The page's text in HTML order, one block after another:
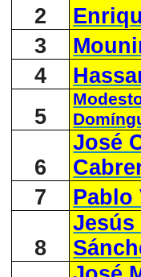
2
3
4
5
6
José
7
Pablo
8
Jesús